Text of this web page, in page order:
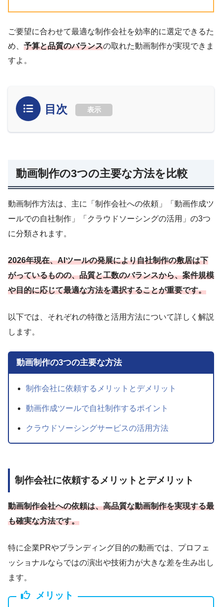
ご要望に合わせて最適な制作会社を効率的に選定できるた
め、 予算と品質のバランスの取れた動画制作が実現できま
すよ。
目次 表示
動画制作の3つの主要な方法を比較
動画制作方法は、主に「制作会社への依頼」「動画作成ツ
ールでの自社制作」「クラウドソーシングの活用」の3つ
に分類されます。
2026年現在、AIツールの発展により自社制作の敷居は下
がっているものの、品質と工数のバランスから、案件規模
や目的に応じて最適な方法を選択することが重要です。
以下では、それぞれの特徴と活用方法について詳しく解説
します。
動画制作の3つの主要な方法
制作会社に依頼するメリットとデメリット
動画作成ツールで自社制作するポイント
クラウドソーシングサービスの活用方法
制作会社に依頼するメリットとデメリット
動画制作会社への依頼は、高品質な動画制作を実現する最
も確実な方法です。
特に企業PRやブランディング目的の動画では、プロフェ
ッショナルならではの演出や技術力が大きな差を生み出し
ます。
メリット